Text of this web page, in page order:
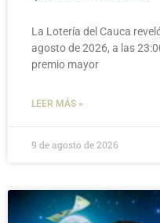
La Lotería del Cauca
agosto de 2026, a las
premio mayor
LEER MÁS »
9 de agosto de 2026